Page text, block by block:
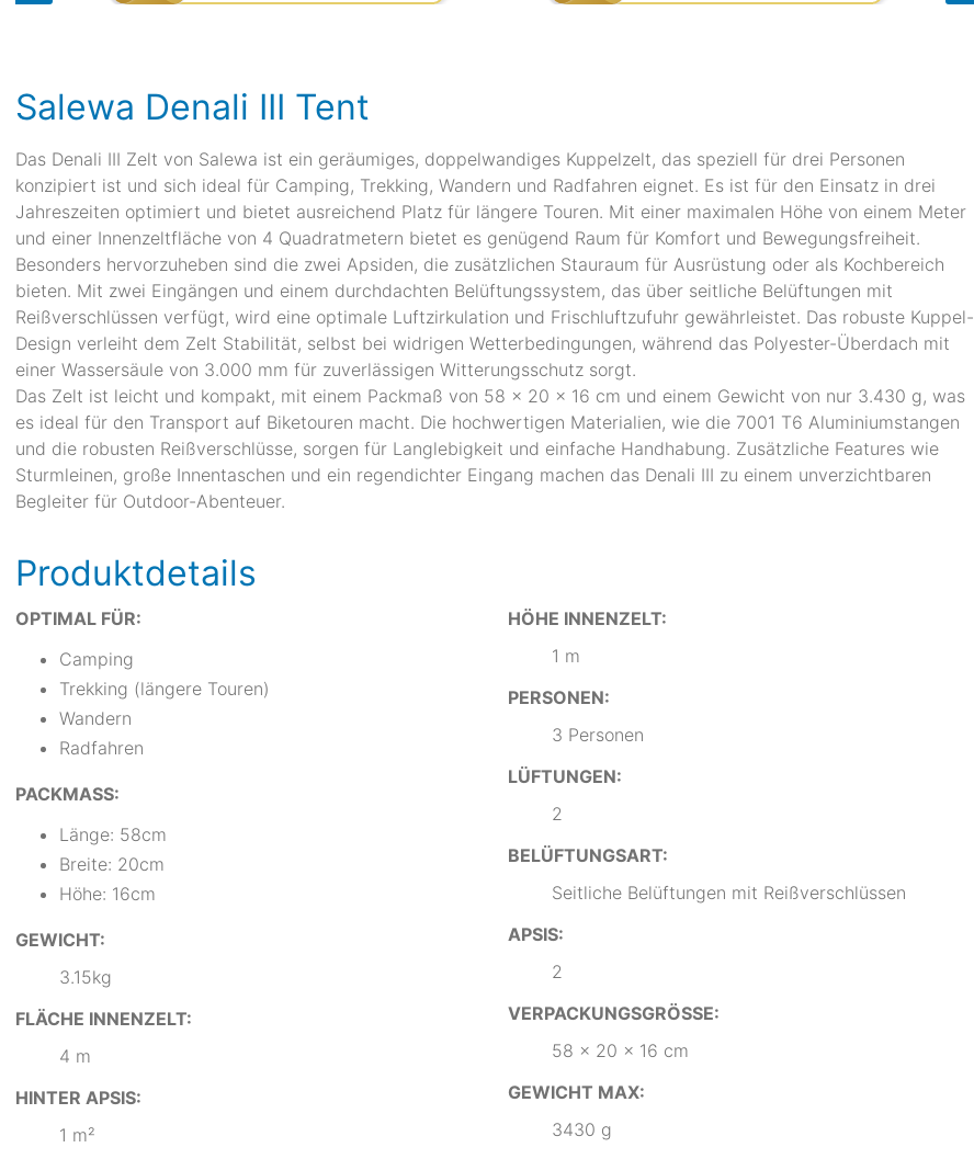
Salewa Denali III Tent
Das Denali III Zelt von Salewa ist ein geräumiges, doppelwandiges Kuppelzelt, das speziell für drei Personen
konzipiert ist und sich ideal für Camping, Trekking, Wandern und Radfahren eignet. Es ist für den Einsatz in drei
Jahreszeiten optimiert und bietet ausreichend Platz für längere Touren. Mit einer maximalen Höhe von einem Meter
und einer Innenzeltfläche von 4 Quadratmetern bietet es genügend Raum für Komfort und Bewegungsfreiheit.
Besonders hervorzuheben sind die zwei Apsiden, die zusätzlichen Stauraum für Ausrüstung oder als Kochbereich
bieten. Mit zwei Eingängen und einem durchdachten Belüftungssystem, das über seitliche Belüftungen mit
Reißverschlüssen verfügt, wird eine optimale Luftzirkulation und Frischluftzufuhr gewährleistet. Das robuste Kuppel-
Design verleiht dem Zelt Stabilität, selbst bei widrigen Wetterbedingungen, während das Polyester-Überdach mit
einer Wassersäule von 3.000 mm für zuverlässigen Witterungsschutz sorgt.
Das Zelt ist leicht und kompakt, mit einem Packmaß von 58 x 20 x 16 cm und einem Gewicht von nur 3.430 g, was
es ideal für den Transport auf Biketouren macht. Die hochwertigen Materialien, wie die 7001 T6 Aluminiumstangen
und die robusten Reißverschlüsse, sorgen für Langlebigkeit und einfache Handhabung. Zusätzliche Features wie
Sturmleinen, große Innentaschen und ein regendichter Eingang machen das Denali III zu einem unverzichtbaren
Begleiter für Outdoor-Abenteuer.
Produktdetails
OPTIMAL FÜR:
Camping
Trekking (längere Touren)
Wandern
Radfahren
PACKMASS:
Länge: 58cm
Breite: 20cm
Höhe: 16cm
GEWICHT:
3.15kg
FLÄCHE INNENZELT:
4 m
HINTER APSIS:
1 m²
HÖHE INNENZELT:
1 m
PERSONEN:
3 Personen
LÜFTUNGEN:
2
BELÜFTUNGSART:
Seitliche Belüftungen mit Reißverschlüssen
APSIS:
2
VERPACKUNGSGRÖSSE:
58 x 20 x 16 cm
GEWICHT MAX:
3430 g